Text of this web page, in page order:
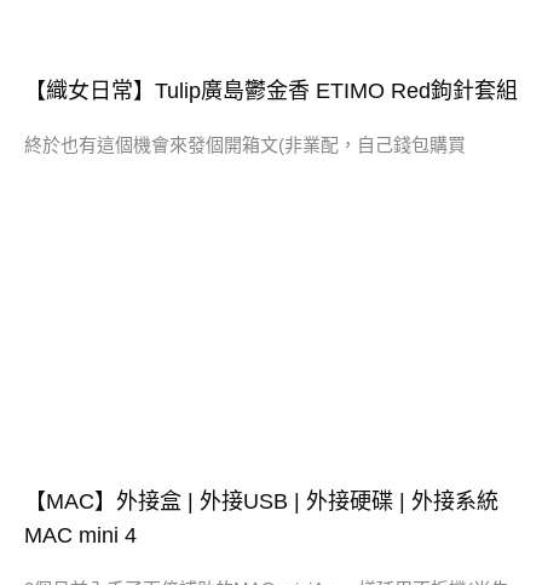
【織女日常】Tulip廣島鬱金香 ETIMO Red鉤針套組
終於也有這個機會來發個開箱文(非業配，自己錢包購買
【MAC】外接盒 | 外接USB | 外接硬碟 | 外接系統
MAC mini 4